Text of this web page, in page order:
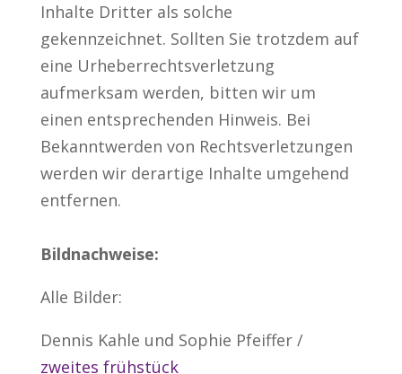
Inhalte Dritter als solche
gekennzeichnet. Sollten Sie trotzdem auf
eine Urheberrechtsverletzung
aufmerksam werden, bitten wir um
einen entsprechenden Hinweis. Bei
Bekanntwerden von Rechtsverletzungen
werden wir derartige Inhalte umgehend
entfernen.
Bildnachweise:
Alle Bilder:
Dennis Kahle und Sophie Pfeiffer /
zweites frühstück